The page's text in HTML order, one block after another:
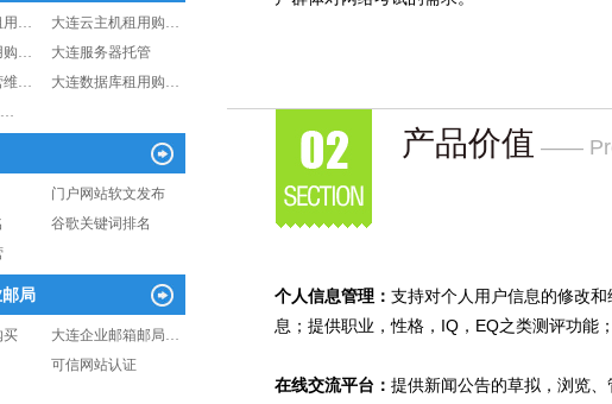
用…
大连云主机租用购…
购…
大连服务器托管
维…
大连数据库租用购…
门户网站软文发布
谷歌关键词排名
局
买
大连企业邮箱邮局…
可信网站认证
产品价值 ——
个人信息管理： 支持对个人用户信息的修改
息；提供职业，性格，IQ，EQ之类测评功能
在线交流平台： 提供新闻公告的草拟，浏览